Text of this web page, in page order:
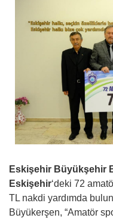
Eskişehir Büyükşehir
Eskişehir‘deki 72
TL nakdi yardımda
Büyükerşen, “Amatör